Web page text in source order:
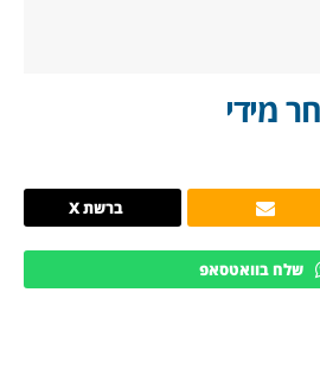
מידי
ברשת X
שלח בוואטסאפ